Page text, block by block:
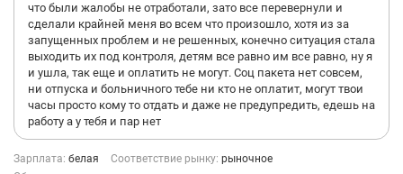
что были жалобы не отработали, зато все перевернули и
сделали крайней меня во всем что произошло, хотя из за
запущенных проблем и не решенных, конечно ситуация стала
выходить их под контроля, детям все равно им все равно, ну я
и ушла, так еще и оплатить не могут. Соц пакета нет совсем,
ни отпуска и больничного тебе ни кто не оплатит, могут твои
часы просто кому то отдать и даже не предупредить, едешь на
работу а у тебя и пар нет
Зарплата: белая Соответствие рынку: рыночное